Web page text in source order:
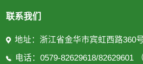
联系我们
地址：浙江省金华市宾虹西路360
电话：0579-82629618/82629601